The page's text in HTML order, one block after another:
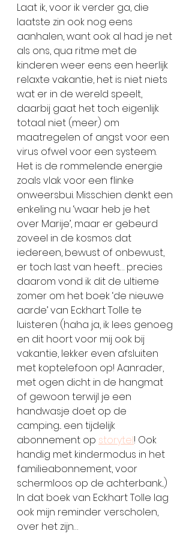
Laat ik, voor ik verder ga, die
laatste zin ook nog eens
aanhalen, want ook al had je net
als ons, qua ritme met de
kinderen weer eens een heerlijk
relaxte vakantie, het is niet niets
wat er in de wereld speelt,
daarbij gaat het toch eigenlijk
totaal niet (meer) om
maatregelen of angst voor een
virus ofwel voor een systeem.
Het is de rommelende energie
zoals vlak voor een flinke
onweersbui. Misschien denkt een
enkeling nu ‘waar heb je het
over Marije’, maar er gebeurd
zoveel in de kosmos dat
iedereen, bewust of onbewust,
er toch last van heeft… precies
daarom vond ik dit de ultieme
zomer om het boek ‘de nieuwe
aarde’ van Eckhart Tolle te
luisteren (haha ja, ik lees genoeg
en dit hoort voor mij ook bij
vakantie, lekker even afsluiten
met koptelefoon op! Aanrader,
met ogen dicht in de hangmat
of gewoon terwijl je een
handwasje doet op de
camping... een tijdelijk
abonnement op storytel! Ook
handig met kindermodus in het
familieabonnement, voor
schermloos op de achterbank...)
In dat boek van Eckhart Tolle lag
ook mijn reminder verscholen,
over het zijn…